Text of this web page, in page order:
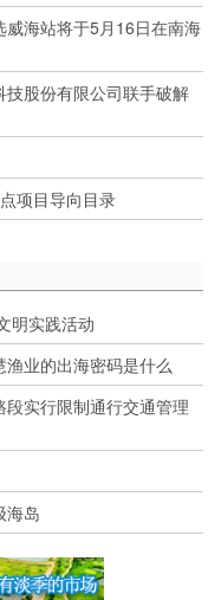
威海站将于5月16日在南海
股份有限公司联手破解
项目导向目录
明实践活动
业的出海密码是什么
实行限制通行交通管理
海岛